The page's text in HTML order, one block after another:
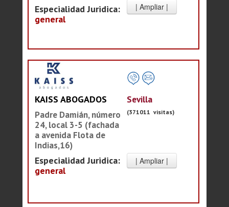
Especialidad Juridica:
general
KAISS ABOGADOS
Padre Damián, número
24, local 3-5 (fachada
a avenida Flota de
Indias,16)
Especialidad Juridica:
general
Sevilla
(371011 visitas)